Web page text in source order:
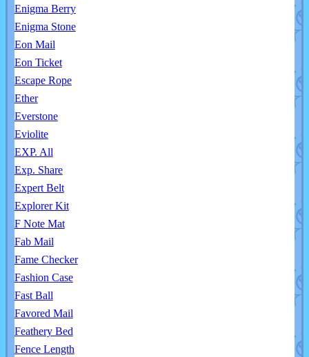
Enigma Berry
Enigma Stone
Eon Mail
Eon Ticket
Escape Rope
Ether
Everstone
Eviolite
EXP. All
Exp. Share
Expert Belt
Explorer Kit
F Note Mat
Fab Mail
Fame Checker
Fashion Case
Fast Ball
Favored Mail
Feathery Bed
Fence Length